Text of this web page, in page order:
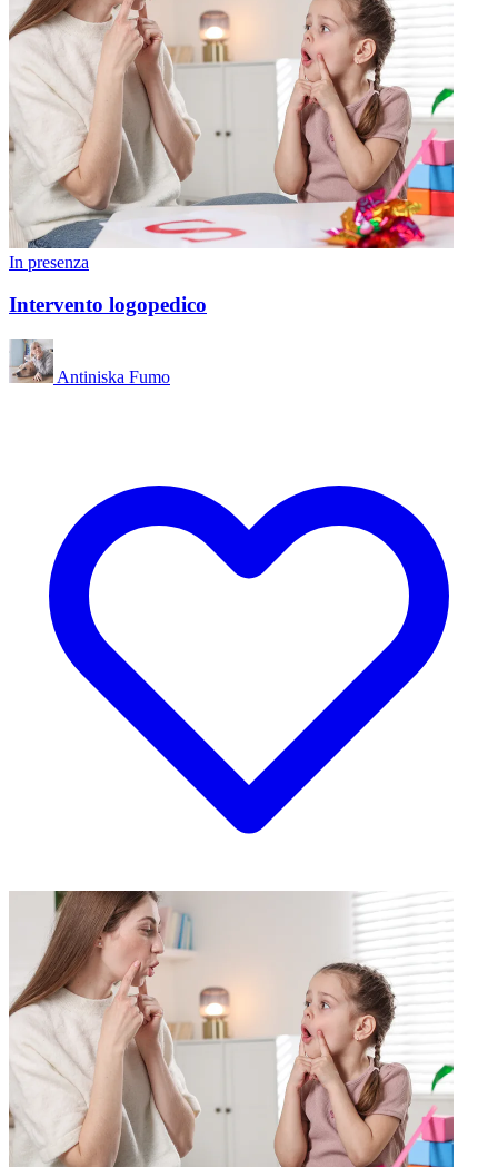
In presenza
Intervento logopedico
Antiniska Fumo